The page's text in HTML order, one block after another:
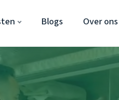
Blogs Over ons